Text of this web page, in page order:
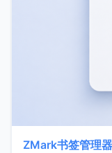
ZMark书签管理